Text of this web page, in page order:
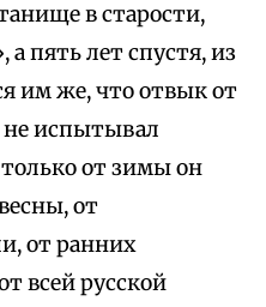
в старости,
пять лет спустя, из
им же, что отвык от
не испытывал
от зимы он
от
от ранних
всей русской